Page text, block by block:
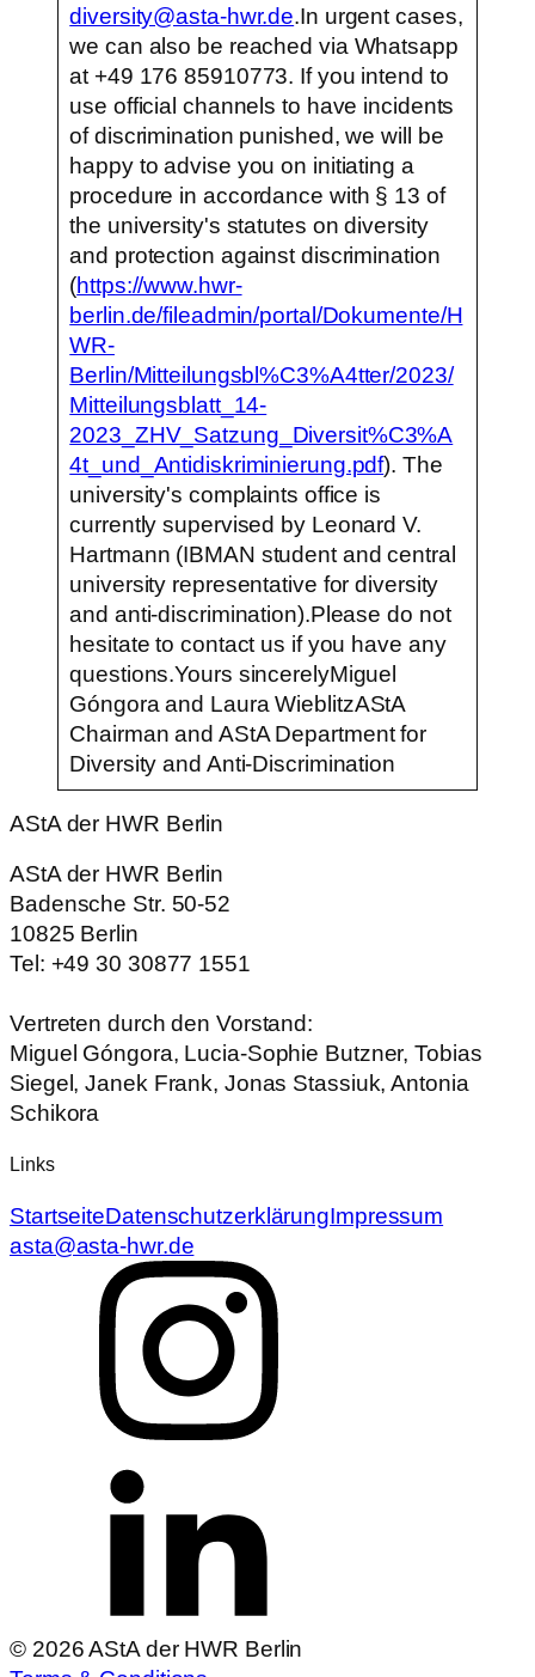
diversity@asta-hwr.de.In urgent cases,
we can also be reached via Whatsapp
at +49 176 85910773. If you intend to
use official channels to have incidents
of discrimination punished, we will be
happy to advise you on initiating a
procedure in accordance with § 13 of
the university's statutes on diversity
and protection against discrimination
(https://www.hwr-
berlin.de/fileadmin/portal/Dokumente/H
WR-
Berlin/Mitteilungsbl%C3%A4tter/2023/
Mitteilungsblatt_14-
2023_ZHV_Satzung_Diversit%C3%A
4t_und_Antidiskriminierung.pdf). The
university's complaints office is
currently supervised by Leonard V.
Hartmann (IBMAN student and central
university representative for diversity
and anti-discrimination).Please do not
hesitate to contact us if you have any
questions.Yours sincerelyMiguel
Góngora and Laura WieblitzAStA
Chairman and AStA Department for
Diversity and Anti-Discrimination
AStA der HWR Berlin
AStA der HWR Berlin
Badensche Str. 50-52
10825 Berlin
Tel: +49 30 30877 1551
Vertreten durch den Vorstand:
Miguel Góngora, Lucia-Sophie Butzner, Tobias
Siegel, Janek Frank, Jonas Stassiuk, Antonia
Schikora
Links
StartseiteDatenschutzerklärungImpressum
asta@asta-hwr.de
© 2026 AStA der HWR Berlin